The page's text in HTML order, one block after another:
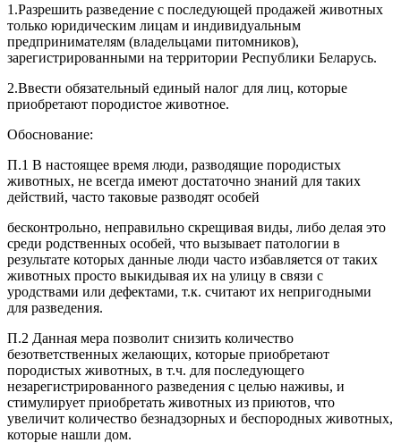
1.Разрешить разведение с последующей продажей животных
только юридическим лицам и индивидуальным
предпринимателям (владельцами питомников),
зарегистрированными на территории Республики Беларусь.
2.Ввести обязательный единый налог для лиц, которые
приобретают породистое животное.
Обоснование:
П.1 В настоящее время люди, разводящие породистых
животных, не всегда имеют достаточно знаний для таких
действий, часто таковые разводят особей
бесконтрольно, неправильно скрещивая виды, либо делая это
среди родственных особей, что вызывает патологии в
результате которых данные люди часто избавляется от таких
животных просто выкидывая их на улицу в связи с
уродствами или дефектами, т.к. считают их непригодными
для разведения.
П.2 Данная мера позволит снизить количество
безответственных желающих, которые приобретают
породистых животных, в т.ч. для последующего
незарегистрированного разведения с целью наживы, и
стимулирует приобретать животных из приютов, что
увеличит количество безнадзорных и беспородных животных,
которые нашли дом.